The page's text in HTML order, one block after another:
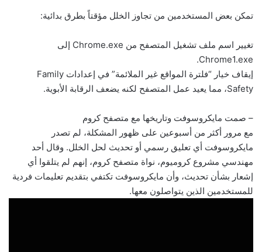
تمكن بعض المستخدمين من تجاوز الخلل مؤقتاً بطرق بدائية:
تغيير اسم ملف تشغيل المتصفح من Chrome.exe إلى
Chrome1.exe.
إيقاف خيار “فلترة المواقع غير الملائمة” في إعدادات Family
Safety، مما يعيد عمل المتصفح لكنه يضعف الرقابة الأبوية.
– صمت مايكروسوفت وتاريخها مع متصفح كروم
مع مرور أكثر من أسبوعين على ظهور المشكلة، لم تصدر
مايكروسوفت أي تعليق رسمي أو تحديث لحل الخلل. وقال أحد
مهندسي مشروع كروميوم، نواة متصفح كروم، إنهم لم يتلقوا أي
إشعار بشأن تحديث، وأن مايكروسوفت تكتفي بتقديم تعليمات فردية
للمستخدمين الذين يتواصلون معها.